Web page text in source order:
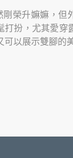
剛榮升嫲嫲，但
打扮，尤其愛穿
可以展示雙腳的